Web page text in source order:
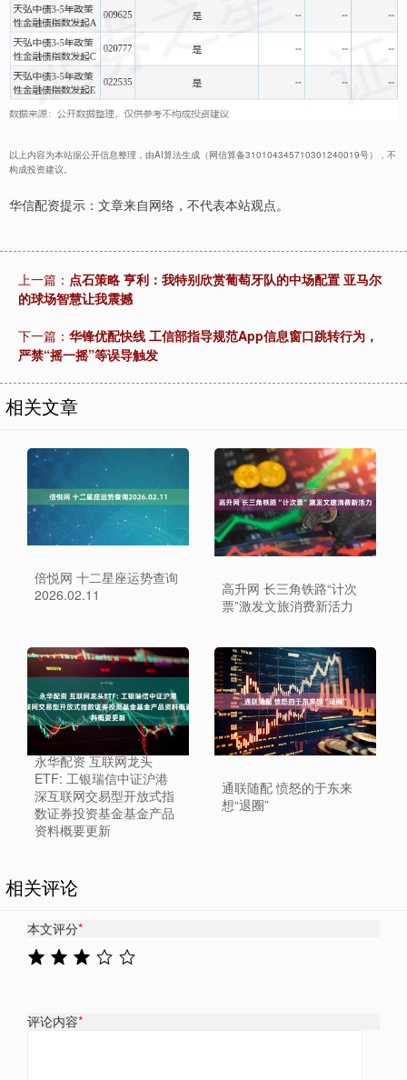
以上内容为本站据公开信息整理，由AI算法生成（网信算备310104345710301240019号），不
构成投资建议。
华信配资提示：文章来自网络，不代表本站观点。
上一篇： 点石策略 亨利：我特别欣赏葡萄牙队的中场配置 亚马尔
的球场智慧让我震撼
下一篇： 华锋优配快线 工信部指导规范App信息窗口跳转行为，
严禁“摇一摇”等误导触发
相关文章
倍悦网 十二星座运势查询
2026.02.11
高升网 长三角铁路“计次
票”激发文旅消费新活力
永华配资 互联网龙头
ETF: 工银瑞信中证沪港
深互联网交易型开放式指
数证券投资基金基金产品
资料概要更新
通联随配 愤怒的于东来
想“退圈”
相关评论
本文评分*
评论内容*